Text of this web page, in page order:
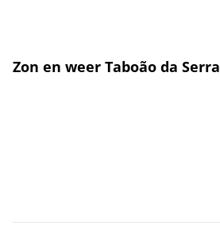
Zon en weer Taboão da Serra